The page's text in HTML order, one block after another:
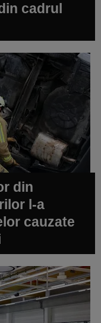
cadrul
din
l-a
cauzate